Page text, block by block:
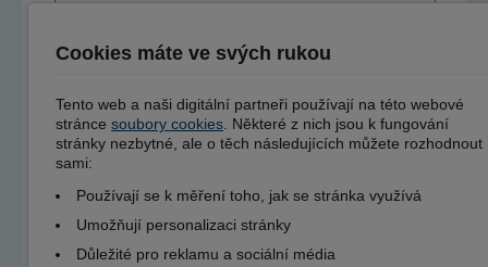
Položky označené*jsou povinné.
Odesláním formulářesouhlasíte se zpracováním
Cookies máte ve svých rukou
Tento web a naši digitální partneři používají na této webové
stránce soubory cookies . Některé z nich jsou k fungování
stránky nezbytné, ale o těch následujících můžete rozhodnout
sami:
Používají se k měření toho, jak se stránka využívá
Umožňují personalizaci stránky
Důležité pro reklamu a sociální média